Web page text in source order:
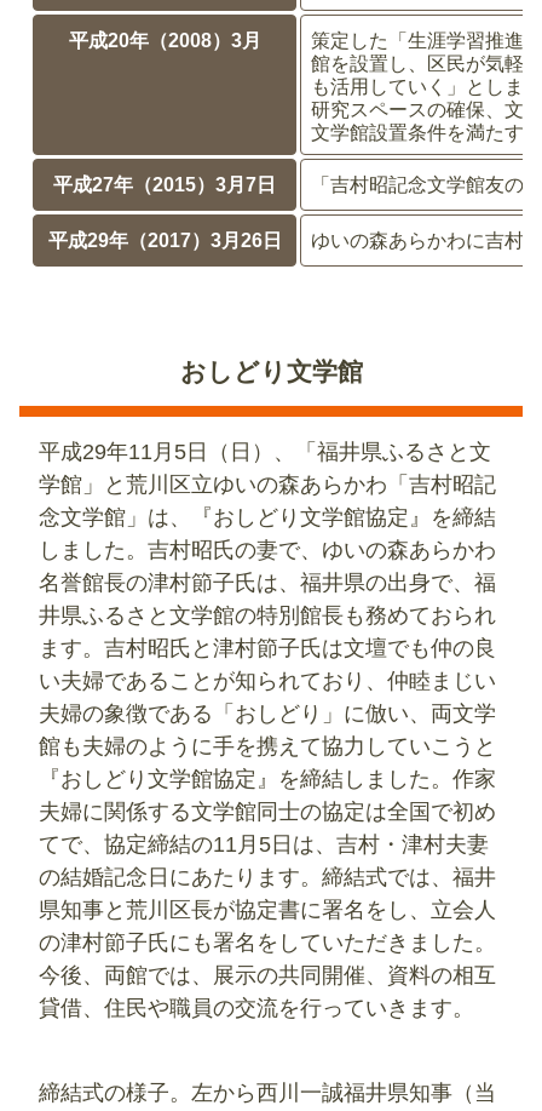
平成20年（2008）3月
策定した「生涯学習推進
館を設置し、区民が気軽
も活用していく」としま
研究スペースの確保、文
文学館設置条件を満たす
平成27年（2015）3月7日 「吉村昭記念文学館友の
平成29年（2017）3月26日 ゆいの森あらかわに吉村
おしどり文学館
平成29年11月5日（日）、「福井県ふるさと文
学館」と荒川区立ゆいの森あらかわ「吉村昭記
念文学館」は、『おしどり文学館協定』を締結
しました。吉村昭氏の妻で、ゆいの森あらかわ
名誉館長の津村節子氏は、福井県の出身で、福
井県ふるさと文学館の特別館長も務めておられ
ます。吉村昭氏と津村節子氏は文壇でも仲の良
い夫婦であることが知られており、仲睦まじい
夫婦の象徴である「おしどり」に倣い、両文学
館も夫婦のように手を携えて協力していこうと
『おしどり文学館協定』を締結しました。作家
夫婦に関係する文学館同士の協定は全国で初め
てで、協定締結の11月5日は、吉村・津村夫妻
の結婚記念日にあたります。締結式では、福井
県知事と荒川区長が協定書に署名をし、立会人
の津村節子氏にも署名をしていただきました。
今後、両館では、展示の共同開催、資料の相互
貸借、住民や職員の交流を行っていきます。
締結式の様子。左から西川一誠福井県知事（当